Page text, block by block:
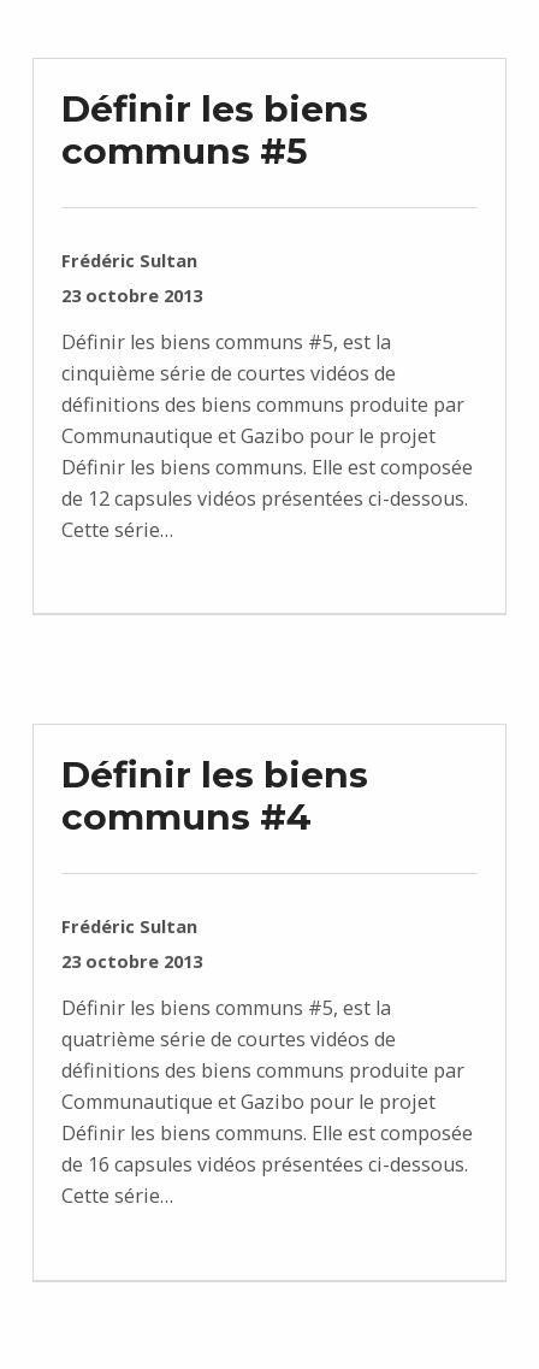
Définir les biens
communs #5
RÉDIGÉ PAR :
Frédéric Sultan
PUBLIÉ SUR :
23 octobre 2013
Définir les biens communs #5, est la
cinquième série de courtes vidéos de
définitions des biens communs produite par
Communautique et Gazibo pour le projet
Définir les biens communs. Elle est composée
de 12 capsules vidéos présentées ci-dessous.
Cette série…
Définir les biens
communs #4
RÉDIGÉ PAR :
Frédéric Sultan
PUBLIÉ SUR :
23 octobre 2013
Définir les biens communs #5, est la
quatrième série de courtes vidéos de
définitions des biens communs produite par
Communautique et Gazibo pour le projet
Définir les biens communs. Elle est composée
de 16 capsules vidéos présentées ci-dessous.
Cette série…